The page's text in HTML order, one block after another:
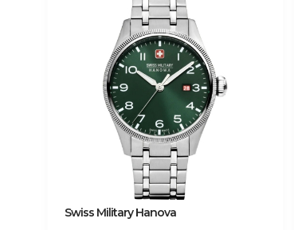
Swiss Military Hanova